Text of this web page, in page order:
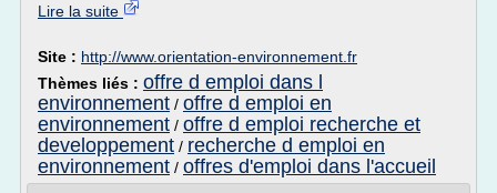
Lire la suite
Site : http://www.orientation-environnement.fr
Thèmes liés : offre d emploi dans l
environnement / offre d emploi en
environnement / offre d emploi recherche et
developpement / recherche d emploi en
environnement / offres d'emploi dans l'accueil